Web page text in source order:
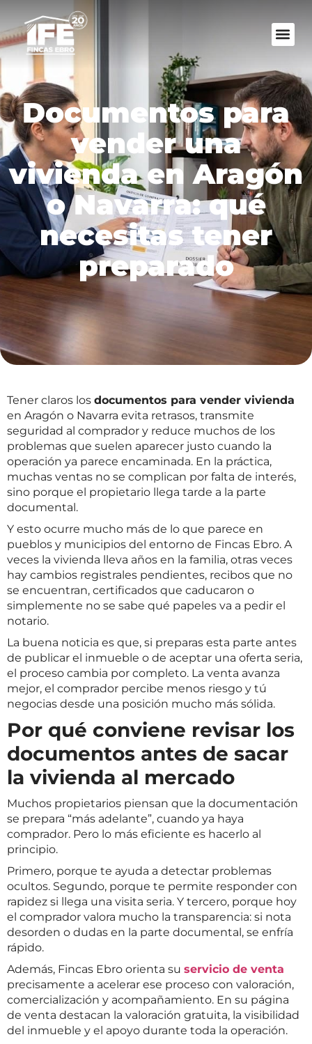
Documentos para
vender una
vivienda en Aragón
o Navarra: qué
necesitas tener
preparado
Tener claros los documentos para vender vivienda
en Aragón o Navarra evita retrasos, transmite
seguridad al comprador y reduce muchos de los
problemas que suelen aparecer justo cuando la
operación ya parece encaminada. En la práctica,
muchas ventas no se complican por falta de interés,
sino porque el propietario llega tarde a la parte
documental.
Y esto ocurre mucho más de lo que parece en
pueblos y municipios del entorno de Fincas Ebro. A
veces la vivienda lleva años en la familia, otras veces
hay cambios registrales pendientes, recibos que no
se encuentran, certificados que caducaron o
simplemente no se sabe qué papeles va a pedir el
notario.
La buena noticia es que, si preparas esta parte antes
de publicar el inmueble o de aceptar una oferta seria,
el proceso cambia por completo. La venta avanza
mejor, el comprador percibe menos riesgo y tú
negocias desde una posición mucho más sólida.
Por qué conviene revisar los
documentos antes de sacar
la vivienda al mercado
Muchos propietarios piensan que la documentación
se prepara “más adelante”, cuando ya haya
comprador. Pero lo más eficiente es hacerlo al
principio.
Primero, porque te ayuda a detectar problemas
ocultos. Segundo, porque te permite responder con
rapidez si llega una visita seria. Y tercero, porque hoy
el comprador valora mucho la transparencia: si nota
desorden o dudas en la parte documental, se enfría
rápido.
Además, Fincas Ebro orienta su servicio de venta
precisamente a acelerar ese proceso con valoración,
comercialización y acompañamiento. En su página
de venta destacan la valoración gratuita, la visibilidad
del inmueble y el apoyo durante toda la operación.